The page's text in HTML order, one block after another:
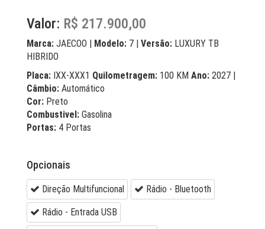
Valor: R$ 217.900,00
Marca: JAECOO | Modelo: 7 | Versão: LUXURY TB
HIBRIDO
Placa: IXX-XXX1 Quilometragem: 100 KM Ano: 2027 |
Câmbio: Automático
Cor: Preto
Combustivel: Gasolina
Portas: 4 Portas
Opcionais
Direção Multifuncional Rádio - Bluetooth
Rádio - Entrada USB